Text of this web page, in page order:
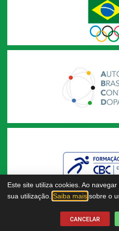
Este site utiliza cookies. Ao
sua utilização. Saiba mais sobre o
CANCELAR